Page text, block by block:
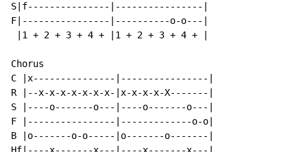
S|f---------------|----------------|
F|----------------|----------o-o---|
|1 + 2 + 3 + 4 + |1 + 2 + 3 + 4 + |
Chorus
C |x---------------|----------------|
R |--x-x-x-x-x-x-x-|x-x-x-x-X-------|
S |----o-------o---|----o-------o---|
F |----------------|-------------o-o|
B |o-------o-o-----|o-------o-------|